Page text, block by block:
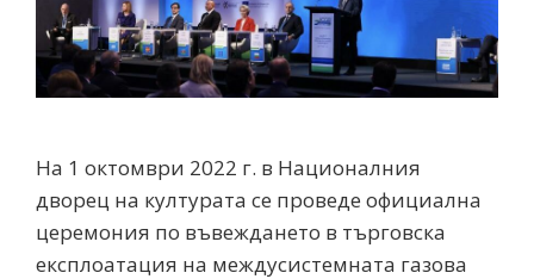
На 1 октомври 2022 г. в Националния
дворец на културата се проведе официална
церемония по въвеждането в търговска
експлоатация на междусистемната газова